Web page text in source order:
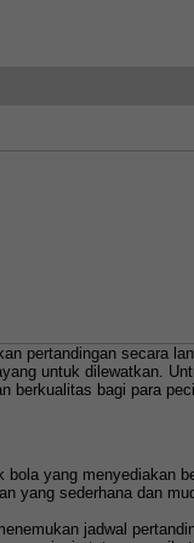
pertandingan secara
untuk dilewatkan.
berkualitas bagi para
yang menyediakan
yang sederhana dan
jadwal